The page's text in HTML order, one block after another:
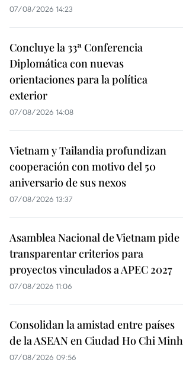
07/08/2026 14:23
Concluye la 33ª Conferencia
Diplomática con nuevas
orientaciones para la política
exterior
07/08/2026 14:08
Vietnam y Tailandia profundizan
cooperación con motivo del 50
aniversario de sus nexos
07/08/2026 13:37
Asamblea Nacional de Vietnam pide
transparentar criterios para
proyectos vinculados a APEC 2027
07/08/2026 11:06
Consolidan la amistad entre países
de la ASEAN en Ciudad Ho Chi Minh
07/08/2026 09:56